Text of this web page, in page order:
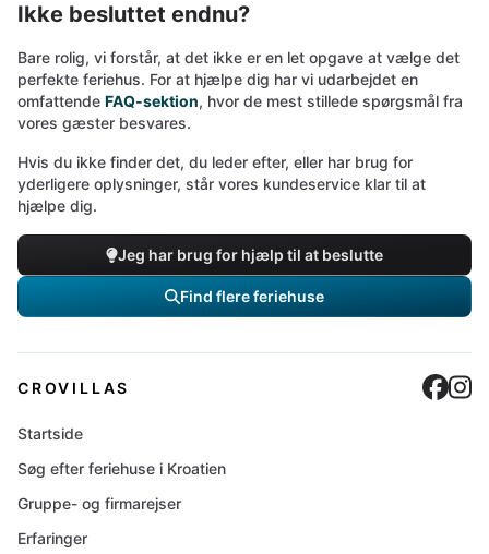
Ikke besluttet endnu?
Bare rolig, vi forstår, at det ikke er en let opgave at vælge det
perfekte feriehus. For at hjælpe dig har vi udarbejdet en
omfattende FAQ-sektion, hvor de mest stillede spørgsmål fra
vores gæster besvares.
Hvis du ikke finder det, du leder efter, eller har brug for
yderligere oplysninger, står vores kundeservice klar til at
hjælpe dig.
Jeg har brug for hjælp til at beslutte
Find flere feriehuse
CROVILLAS
Startside
Søg efter feriehuse i Kroatien
Gruppe- og firmarejser
Erfaringer